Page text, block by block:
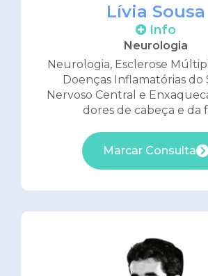
Lívia Sousa
Info
Neurologia
Neurologia, Esclerose
Doenças Inflamatórias do
Nervoso Central e
dores de cabeça e da
Marcar Consulta